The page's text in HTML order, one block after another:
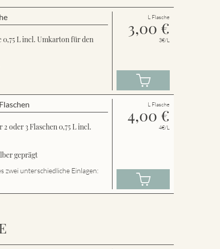
0,75 L incl. Umkarton für den
L Flasche
3,00 €
3€/L
oder 3 Flaschen 0,75 L incl.
geprägt
zwei unterschiedliche Einlagen:
L Flasche
4,00 €
4€/L